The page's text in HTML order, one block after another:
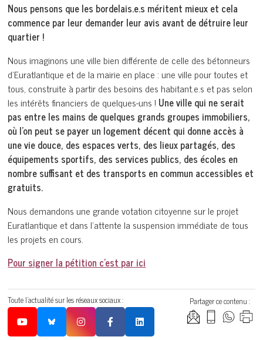
Nous pensons que les bordelais.e.s méritent mieux et cela
commence par leur demander leur avis avant de détruire leur
quartier !
Nous imaginons une ville bien différente de celle des bétonneurs
d’Euratlantique et de la mairie en place : une ville pour toutes et
tous, construite à partir des besoins des habitant.e.s et pas selon
les intérêts financiers de quelques-uns ! Une ville qui ne serait
pas entre les mains de quelques grands groupes immobiliers,
où l’on peut se payer un logement décent qui donne accès à
une vie douce, des espaces verts, des lieux partagés, des
équipements sportifs, des services publics, des écoles en
nombre suffisant et des transports en commun accessibles et
gratuits.
Nous demandons une grande votation citoyenne sur le projet
Euratlantique et dans l’attente la suspension immédiate de tous
les projets en cours.
Pour signer la pétition c’est par ici
Partager ce contenu :
Toute l'actualité sur les réseaux sociaux :